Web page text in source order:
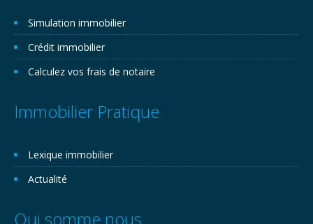
Simulation immobilier
Crédit immobilier
Calculez vos frais de notaire
Immobilier Pratique
Lexique immobilier
Actualité
Qui somme nous